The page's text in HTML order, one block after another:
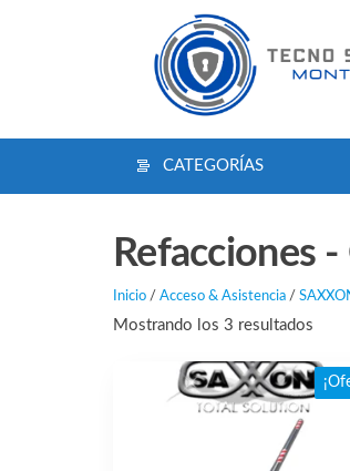
CATEGORÍAS
Refacciones
Inicio / Acceso & Asistencia /
Mostrando los 3 resultados